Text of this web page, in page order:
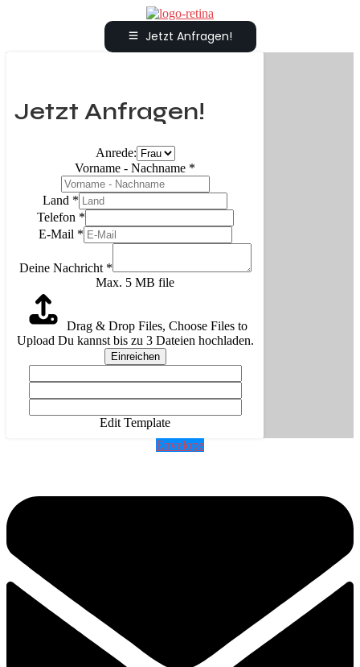
Jetzt Anfragen!
Jetzt Anfragen!
Anrede:
Vorname - Nachname *
Land *
Telefon *
E-Mail *
Deine Nachricht *
Max. 5 MB file
Drag & Drop Files, Choose Files to
Upload Du kannst bis zu 3 Dateien hochladen.
Einreichen
Edit Template
Envelope